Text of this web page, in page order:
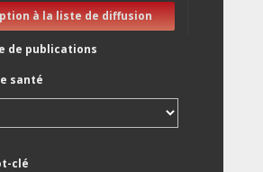
à la liste de diffusion
de publications
santé
clé